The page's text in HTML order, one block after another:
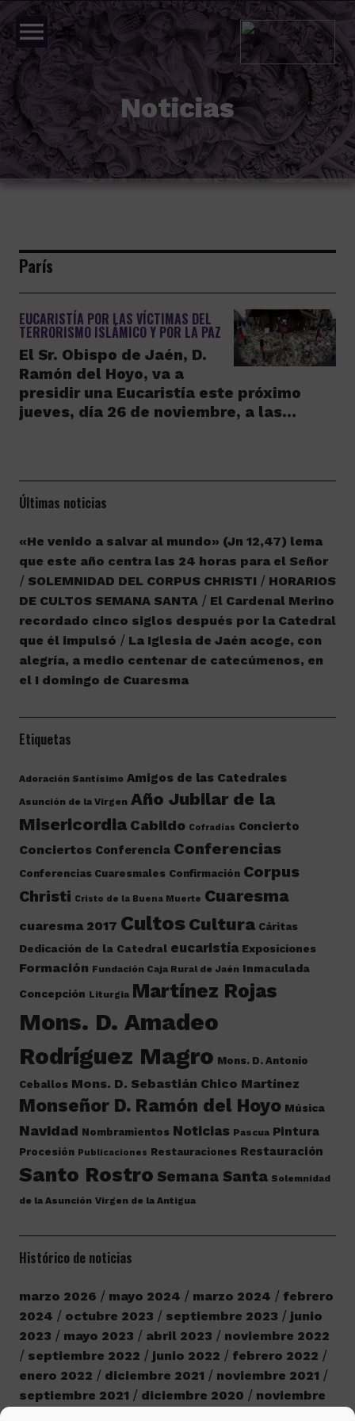
menu
Noticias
París
EUCARISTÍA POR LAS VÍCTIMAS DEL
TERRORISMO ISLÁMICO Y POR LA PAZ
El Sr. Obispo de Jaén, D.
Ramón del Hoyo, va a
presidir una Eucaristía este próximo
jueves, día 26 de noviembre, a las…
Últimas noticias
«He venido a salvar al mundo» (Jn 12,47) lema
que este año centra las 24 horas para el Señor
SOLEMNIDAD DEL CORPUS CHRISTI
HORARIOS
DE CULTOS SEMANA SANTA
El Cardenal Merino
recordado cinco siglos después por la Catedral
que él impulsó
La Iglesia de Jaén acoge, con
alegría, a medio centenar de catecúmenos, en
el I domingo de Cuaresma
Etiquetas
Adoración Santísimo Amigos de las Catedrales
Asunción de la Virgen Año Jubilar de la
Misericordia Cabildo Cofradías Concierto
Conciertos Conferencia Conferencias
Conferencias Cuaresmales Confirmación Corpus
Christi Cristo de la Buena Muerte Cuaresma
cuaresma 2017 Cultos Cultura Cáritas
Dedicación de la Catedral eucaristía Exposiciones
Formación Fundación Caja Rural de Jaén Inmaculada
Concepción Liturgia Martínez Rojas
Mons. D. Amadeo
Rodríguez Magro Mons. D. Antonio
Ceballos Mons. D. Sebastián Chico Martínez
Monseñor D. Ramón del Hoyo Música
Navidad Nombramientos Noticias Pascua Pintura
Procesión Publicaciones Restauraciones Restauración
Santo Rostro Semana Santa Solemnidad
de la Asunción Virgen de la Antigua
Histórico de noticias
marzo 2026 mayo 2024 marzo 2024
febrero
2024
octubre 2023 septiembre 2023
junio
2023
mayo 2023 abril 2023
noviembre 2022
septiembre 2022
junio 2022
febrero 2022
enero 2022
diciembre 2021
noviembre 2021
septiembre 2021
diciembre 2020
noviembre